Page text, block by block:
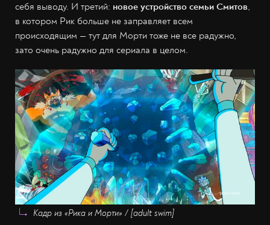
себя выводу. И третий: новое устройство семьи Смитов,
в котором Рик больше не заправляет всем
происходящим — тут для Морти тоже не все радужно,
зато очень радужно для сериала в целом.
Кадр из «Рика и Морти» / [adult swim]